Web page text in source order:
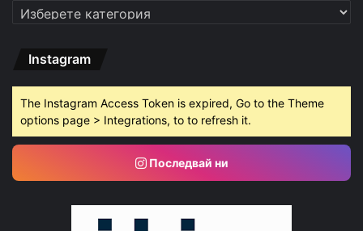
Категории
Instagram
The Instagram Access Token is expired, Go to the Theme
options page > Integrations, to to refresh it.
Последвай ни